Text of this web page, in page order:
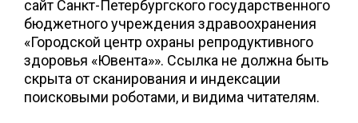
сайт Санкт-Петербургского государственного
бюджетного учреждения здравоохранения
«Городской центр охраны репродуктивного
здоровья «Ювента»». Ссылка не должна быть
скрыта от сканирования и индексации
поисковыми роботами, и видима читателям.